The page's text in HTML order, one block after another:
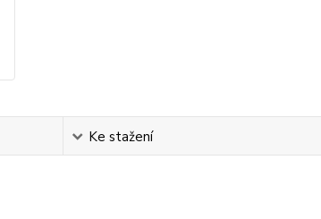
Ke stažení